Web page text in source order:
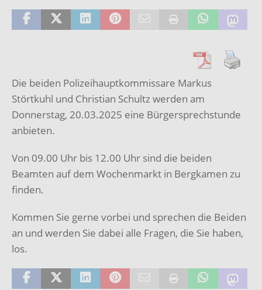
Die beiden Polizeihauptkommissare Markus
Störtkuhl und Christian Schultz werden am
Donnerstag, 20.03.2025 eine Bürgersprechstunde
anbieten.
Von 09.00 Uhr bis 12.00 Uhr sind die beiden
Beamten auf dem Wochenmarkt in Bergkamen zu
finden.
Kommen Sie gerne vorbei und sprechen die Beiden
an und werden Sie dabei alle Fragen, die Sie haben,
los.